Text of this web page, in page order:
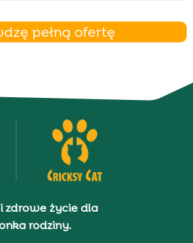
pełną ofertę
i zdrowe życie dla
rodziny.